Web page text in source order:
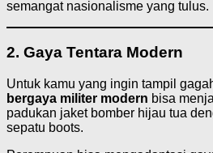
semangat nasionalisme yang tulus.
2. Gaya Tentara Modern
Untuk kamu yang ingin tampil
bergaya militer modern bisa
padukan jaket bomber hijau tua
sepatu boots.